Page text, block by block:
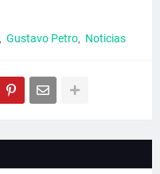
Gustavo Petro Noticias